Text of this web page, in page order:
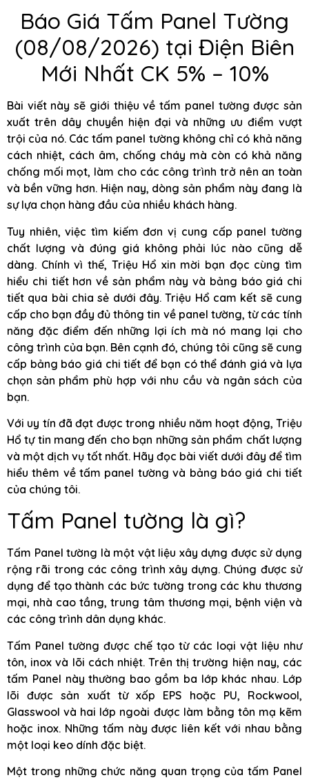
Báo Giá Tấm Panel Tường
(08/08/2026) tại Điện Biên
Mới Nhất CK 5% – 10%
Bài viết này sẽ giới thiệu về tấm panel tường được sản
xuất trên dây chuyền hiện đại và những ưu điểm vượt
trội của nó. Các tấm panel tường không chỉ có khả năng
cách nhiệt, cách âm, chống cháy mà còn có khả năng
chống mối mọt, làm cho các công trình trở nên an toàn
và bền vững hơn. Hiện nay, dòng sản phẩm này đang là
sự lựa chọn hàng đầu của nhiều khách hàng.
Tuy nhiên, việc tìm kiếm đơn vị cung cấp panel tường
chất lượng và đúng giá không phải lúc nào cũng dễ
dàng. Chính vì thế, Triệu Hổ xin mời bạn đọc cùng tìm
hiểu chi tiết hơn về sản phẩm này và bảng báo giá chi
tiết qua bài chia sẻ dưới đây. Triệu Hổ cam kết sẽ cung
cấp cho bạn đầy đủ thông tin về panel tường, từ các tính
năng đặc điểm đến những lợi ích mà nó mang lại cho
công trình của bạn. Bên cạnh đó, chúng tôi cũng sẽ cung
cấp bảng báo giá chi tiết để bạn có thể đánh giá và lựa
chọn sản phẩm phù hợp với nhu cầu và ngân sách của
bạn.
Với uy tín đã đạt được trong nhiều năm hoạt động, Triệu
Hổ tự tin mang đến cho bạn những sản phẩm chất lượng
và một dịch vụ tốt nhất. Hãy đọc bài viết dưới đây để tìm
hiểu thêm về tấm panel tường và bảng báo giá chi tiết
của chúng tôi.
Tấm Panel tường là gì?
Tấm Panel tường là một vật liệu xây dựng được sử dụng
rộng rãi trong các công trình xây dựng. Chúng được sử
dụng để tạo thành các bức tường trong các khu thương
mại, nhà cao tầng, trung tâm thương mại, bệnh viện và
các công trình dân dụng khác.
Tấm Panel tường được chế tạo từ các loại vật liệu như
tôn, inox và lõi cách nhiệt. Trên thị trường hiện nay, các
tấm Panel này thường bao gồm ba lớp khác nhau. Lớp
lõi được sản xuất từ xốp EPS hoặc PU, Rockwool,
Glasswool và hai lớp ngoài được làm bằng tôn mạ kẽm
hoặc inox. Những tấm này được liên kết với nhau bằng
một loại keo dính đặc biệt.
Một trong những chức năng quan trọng của tấm Panel